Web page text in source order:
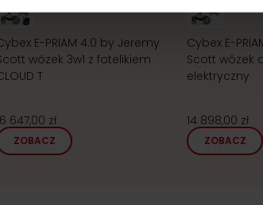
E-PRIAM 4.0 by Jeremy
wózek 3w1 z fotelikiem
T
647,00 zł
ZOBACZ
Cybex E-
Scott wózek
elektryczny
14 898,00 zł
ZOBACZ